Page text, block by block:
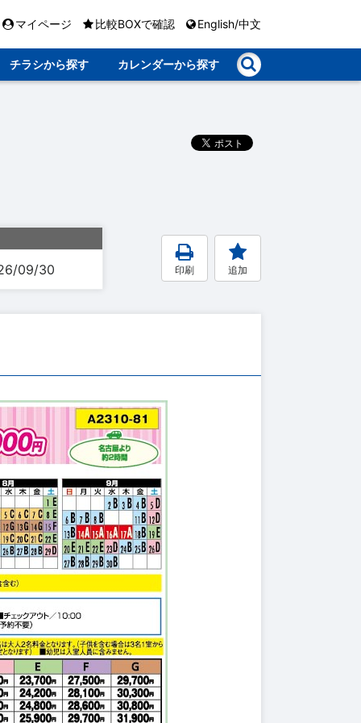
マイページ 比較BOXで確認 English/中文
チラシから探す カレンダーから探す
09/30 印刷 追加